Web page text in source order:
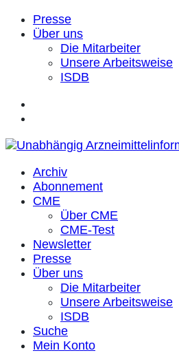
Presse
Über uns
Die Mitarbeiter
Unsere Arbeitsweise
ISDB
Archiv
Abonnement
CME
Über CME
CME-Test
Newsletter
Presse
Über uns
Die Mitarbeiter
Unsere Arbeitsweise
ISDB
Suche
Mein Konto